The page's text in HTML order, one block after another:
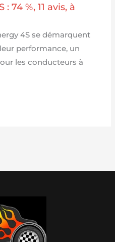
74 %, 11 avis, à
4S se démarquent
performance, un
les conducteurs à